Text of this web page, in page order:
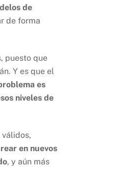
de
de forma
puesto que
Y es que el
es
niveles de
válidos,
en nuevos
, y aún más